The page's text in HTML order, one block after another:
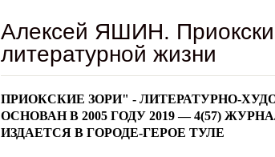
Алексей ЯШИН.
литературной жизни
ПРИОКСКИЕ ЗОРИ" - ЛИТЕРАТУРНО-
ОСНОВАН В 2005 ГОДУ 2019 — 4(57)
ИЗДАЕТСЯ В ГОРОДЕ-ГЕРОЕ ТУЛЕ